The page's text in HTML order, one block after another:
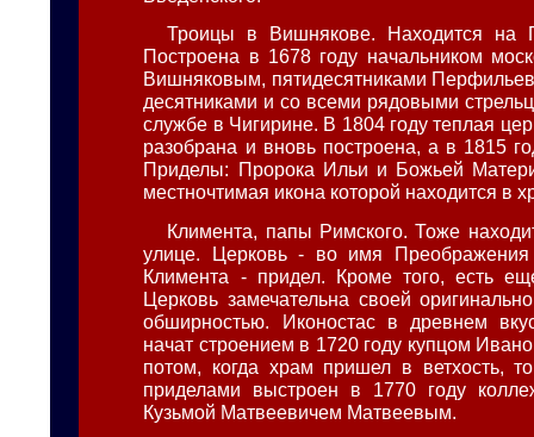
Троицы в Вишнякове. Находится на
Построена в 1678 году начальником
Вишняковым, пятидесятниками
десятниками и со всеми рядовыми
службе в Чигирине. В 1804 году теплая
разобрана и вновь построена, а в 1815
Приделы: Пророка Ильи и Божьей
местночтимая икона которой находится в
Климента, папы Римского. Тоже
улице. Церковь - во имя
Климента - придел. Кроме того, есть
Церковь замечательна своей
обширностью. Иконостас в древнем
начат строением в 1720 году купцом
потом, когда храм пришел в ветхость,
приделами выстроен в 1770 году
Кузьмой Матвеевичем Матвеевым.